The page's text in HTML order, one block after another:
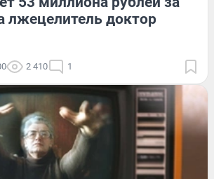
лжецелитель доктор
2 410 1